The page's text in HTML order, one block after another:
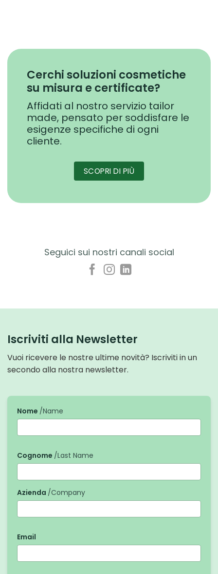
Cerchi soluzioni cosmetiche
su misura e certificate?
Affidati al nostro servizio tailor
made, pensato per soddisfare le
esigenze specifiche di ogni
cliente.
SCOPRI DI PIÙ
Seguici sui nostri canali social
Iscriviti alla Newsletter
Vuoi ricevere le nostre ultime novità? Iscriviti in un
secondo alla nostra newsletter.
Nome /Name
Cognome /Last Name
Azienda /Company
Email